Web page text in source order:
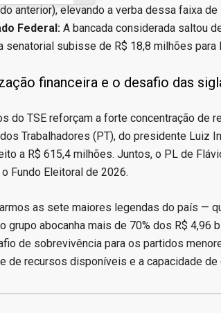
anterior), elevando a verba dessa faixa
Federal:A bancada considerada saltou
senatorial subisse de R$ 18,8 milhões para
financeira e o desafio das
do TSE reforçam a forte concentração de
Trabalhadores (PT), do presidente Luiz
a R$ 615,4 milhões. Juntos, o PL de
Fundo Eleitoral de 2026.
as sete maiores legendas do país —
grupo abocanha mais de 70% dos R$
de sobrevivência para os partidos
de recursos disponíveis e a capacidade